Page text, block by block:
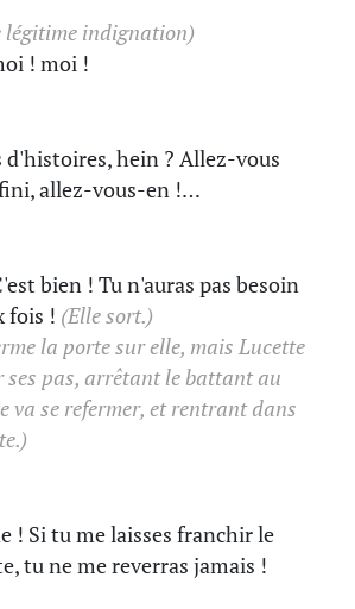
légitime indignation)
! moi !
hein ? Allez-vous
allez-vous-en !…
bien ! Tu n'auras pas besoin
fois ! (Elle sort.)
la porte sur elle, mais Lucette
ses pas, arrêtant le battant au
va se refermer, et rentrant dans
! Si tu me laisses franchir le
tu ne me reverras jamais !